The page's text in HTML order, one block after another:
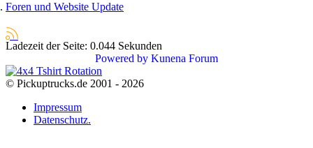
Foren und Website Update
Ladezeit der Seite: 0.044 Sekunden
Powered by Kunena Forum
© Pickuptrucks.de 2001 - 2026
Impressum
Datenschutz.